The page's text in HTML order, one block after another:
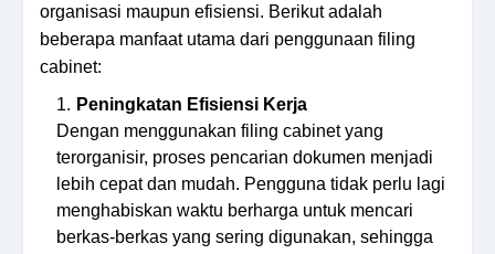
organisasi maupun efisiensi. Berikut adalah
beberapa manfaat utama dari penggunaan filing
cabinet:
Peningkatan Efisiensi Kerja
Dengan menggunakan filing cabinet yang
terorganisir, proses pencarian dokumen menjadi
lebih cepat dan mudah. Pengguna tidak perlu lagi
menghabiskan waktu berharga untuk mencari
berkas-berkas yang sering digunakan, sehingga